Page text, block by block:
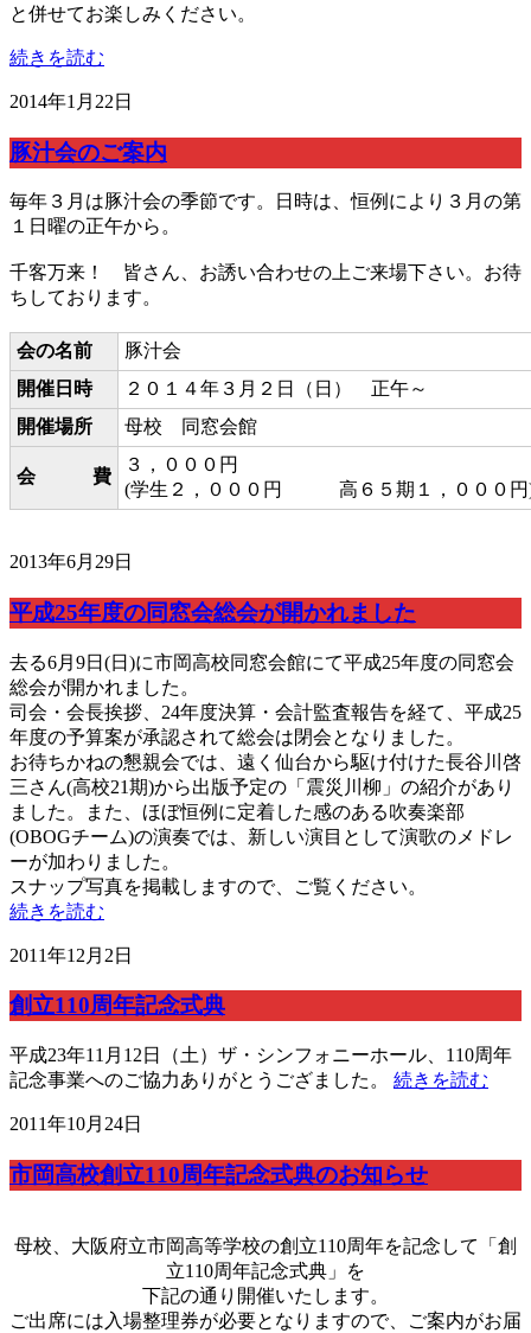
と併せてお楽しみください。
続きを読む
2014年1月22日
豚汁会のご案内
毎年３月は豚汁会の季節です。日時は、恒例により３月の第
１日曜の正午から。
千客万来！ 皆さん、お誘い合わせの上ご来場下さい。お待
ちしております。
会の名前
豚汁会
開催日時
２０１４年３月２日（日） 正午～
開催場所
母校 同窓会館
会 費
３，０００円
(学生２，０００円 高６５期１，０００円
2013年6月29日
平成25年度の同窓会総会が開かれました
去る6月9日(日)に市岡高校同窓会館にて平成25年度の同窓会
総会が開かれました。
司会・会長挨拶、24年度決算・会計監査報告を経て、平成25
年度の予算案が承認されて総会は閉会となりました。
お待ちかねの懇親会では、遠く仙台から駆け付けた長谷川啓
三さん(高校21期)から出版予定の「震災川柳」の紹介があり
ました。また、ほぼ恒例に定着した感のある吹奏楽部
(OBOGチーム)の演奏では、新しい演目として演歌のメドレ
ーが加わりました。
スナップ写真を掲載しますので、ご覧ください。
続きを読む
2011年12月2日
創立110周年記念式典
平成23年11月12日（土）ザ・シンフォニーホール 、110周年
記念事業へのご協力ありがとうござました。
続きを読む
2011年10月24日
市岡高校創立110周年記念式典のお知らせ
母校、大阪府立市岡高等学校の創立110周年を記念して「創
立110周年記念式典」を
下記の通り開催いたします。
ご出席には入場整理券が必要となりますので、ご案内がお届